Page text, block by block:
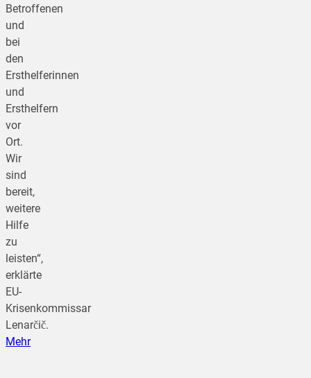
Betroffenen
und
bei
den
Ersthelferinnen
und
Ersthelfern
vor
Ort.
Wir
sind
bereit,
weitere
Hilfe
zu
leisten“,
erklärte
EU-
Krisenkommissar
Lenarčič.
Mehr